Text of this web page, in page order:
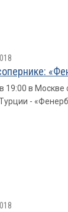
19:00 в Москве
-